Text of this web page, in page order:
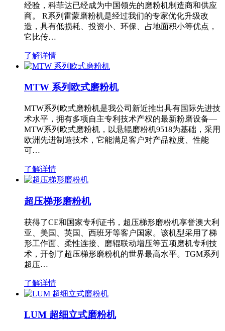
经验，科菲达已经成为中国领先的磨粉机制造商和供应
商。 R系列雷蒙磨粉机是经过我们的专家优化升级改
造，具有低损耗、投资小、环保、占地面积小等优点，
它比传…
了解详情
MTW 系列欧式磨粉机
MTW系列欧式磨粉机是我公司新近推出具有国际先进技
术水平，拥有多项自主专利技术产权的最新粉磨设备—
MTW系列欧式磨粉机，以悬辊磨粉机9518为基础，采用
欧洲先进制造技术，它能满足客户对产品粒度、性能
可…
了解详情
超压梯形磨粉机
获得了CE和国家专利证书，超压梯形磨粉机享誉澳大利
亚、美国、英国、西班牙等客户国家。该机型采用了梯
形工作面、柔性连接、磨辊联动增压等五项磨机专利技
术，开创了超压梯形磨粉机的世界最高水平。TGM系列
超压…
了解详情
LUM 超细立式磨粉机